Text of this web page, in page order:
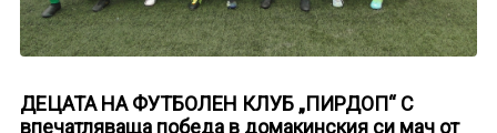
ДЕЦАТА НА ФУТБОЛЕН КЛУБ „ПИРДОП“ С
впечатляваща победа в домакинския си мач от